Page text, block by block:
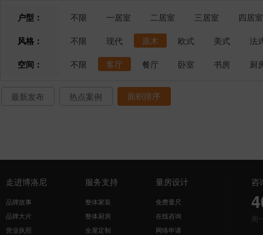
户型： 不限 一居室 二居室 三居室
四居室
风格：
不限 现代 原木 欧式 美式
法
空间：
不限 客厅 餐厅 卧室 书房 厨
最新发布 热点案例 面积排序
走进博洛尼
品牌故事
品牌大片
营业执照
服务支持
整体家装
整体厨房
全屋定制
量房设计
免费量尺
在线咨询
网络申请
咨
周